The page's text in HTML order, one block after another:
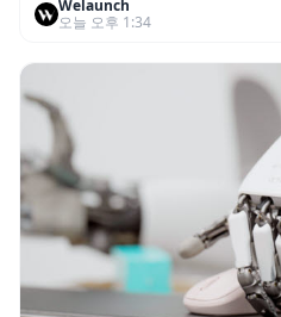
Welaunch
오늘 오후 1:34